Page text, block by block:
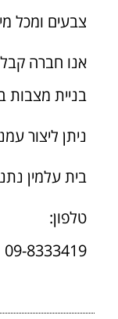
צבעים ומכל
אנו חברה
בניית מצבות
ניתן ליצור עמנו
בית עלמין
טלפון:
09-8333419